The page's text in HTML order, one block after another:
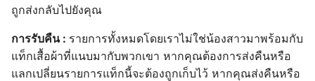
ถูกส่งกลับไปยังคุณ
การรับคืน : รายการทั้งหมดโดยเราไม่ใช่น้องสาวมาพร้อมกับ
แท็กเสื้อผ้าที่แนบมากับพวกเขา หากคุณต้องการส่งคืนหรือ
แลกเปลี่ยนรายการแท็กนี้จะต้องถูกเก็บไว้ หากคุณส่งคืนหรือ